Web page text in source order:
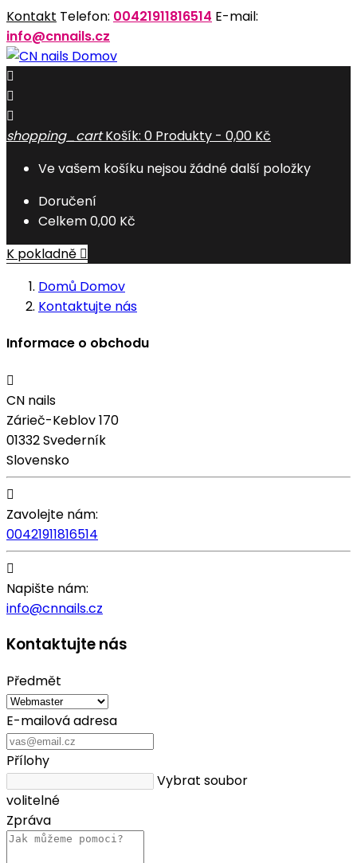
Kontakt Telefon: 00421911816514 E-mail:
info@cnnails.cz
Domov



shopping_cart Košík: 0 Produkty - 0,00 Kč
Ve vašem košíku nejsou žádné další položky
Doručení
Celkem0,00 Kč
K pokladně 
Domů Domov
Kontaktujte nás
Informace o obchodu

CN nails
Zárieč-Keblov 170
01332 Svederník
Slovensko

Zavolejte nám:
00421911816514

Napište nám:
info@cnnails.cz
Kontaktujte nás
Předmět
E-mailová adresa
Přílohy
Vybrat soubor
volitelné
Zpráva